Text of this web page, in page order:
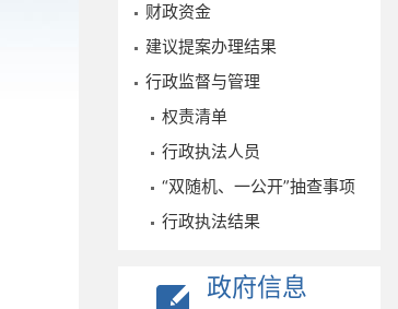
财政资金
建议提案办理结果
行政监督与管理
权责清单
行政执法人员
“双随机、一公开”抽查事项
行政执法结果
政府信息